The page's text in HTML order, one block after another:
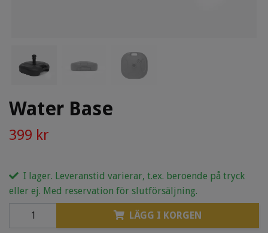
Water Base
399 kr
I lager. Leveranstid varierar, t.ex. beroende på tryck
eller ej. Med reservation för slutförsäljning.
LÄGG I KORGEN